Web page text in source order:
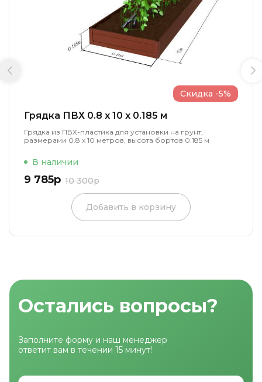
Грядка ПВХ 0.8 x 10 x 0.185 м
Грядка из ПВХ-пластика для установки на грунт,
размерами 0.8 х 10 метров, высота бортов 0.185 м
В наличии
9 785р 10 300р
Скидка -5%
Добавить в корзину
Остались вопросы?
Заполните форму и наш менеджер
ответит вам в течении 15 минут!